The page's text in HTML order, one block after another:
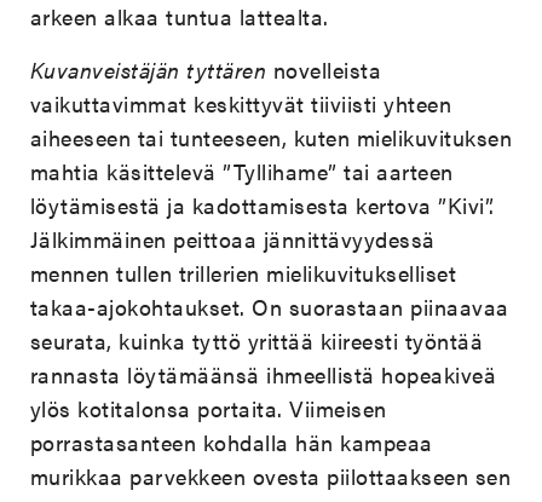
arkeen alkaa tuntua lattealta.
Kuvanveistäjän tyttären novelleista
vaikuttavimmat keskittyvät tiiviisti yhteen
aiheeseen tai tunteeseen, kuten mielikuvituksen
mahtia käsittelevä ”Tyllihame” tai aarteen
löytämisestä ja kadottamisesta kertova ”Kivi”.
Jälkimmäinen peittoaa jännittävyydessä
mennen tullen trillerien mielikuvitukselliset
takaa-ajokohtaukset. On suorastaan piinaavaa
seurata, kuinka tyttö yrittää kiireesti työntää
rannasta löytämäänsä ihmeellistä hopeakiveä
ylös kotitalonsa portaita. Viimeisen
porrastasanteen kohdalla hän kampeaa
murikkaa parvekkeen ovesta piilottaakseen sen